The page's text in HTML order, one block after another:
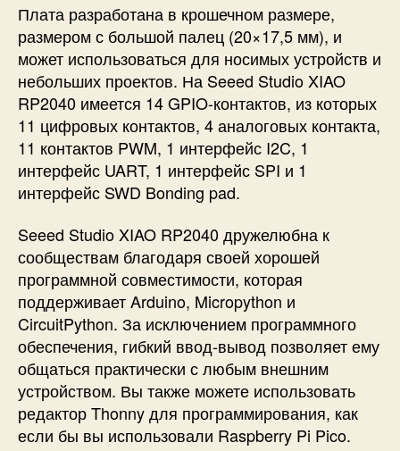
Плата разработана в крошечном размере,
размером с большой палец (20×17,5 мм), и
может использоваться для носимых устройств и
небольших проектов. На Seeed Studio XIAO
RP2040 имеется 14 GPIO-контактов, из которых
11 цифровых контактов, 4 аналоговых контакта,
11 контактов PWM, 1 интерфейс I2C, 1
интерфейс UART, 1 интерфейс SPI и 1
интерфейс SWD Bonding pad.
Seeed Studio XIAO RP2040 дружелюбна к
сообществам благодаря своей хорошей
программной совместимости, которая
поддерживает Arduino, Micropython и
CircuitPython. За исключением программного
обеспечения, гибкий ввод-вывод позволяет ему
общаться практически с любым внешним
устройством. Вы также можете использовать
редактор Thonny для программирования, как
если бы вы использовали Raspberry Pi Pico.